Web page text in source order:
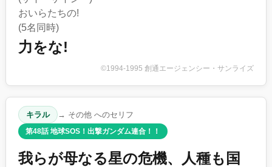
おいらたちの!
(5名同時)
力をな!
©1994-1995 創通エージェンシー・サンライズ
キラル → その他 へのセリフ
第48話 地球SOS！出撃ガンダム連合！！
我らが母なる星の危機、人種も国